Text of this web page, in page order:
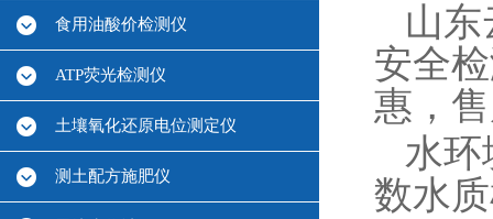
食用油酸价检测仪
ATP荧光检测仪
土壤氧化还原电位测定仪
测土配方施肥仪
山
安全
惠，
水环
数水